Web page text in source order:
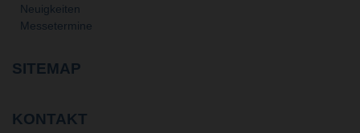
Neuigkeiten
Messetermine
SITEMAP
KONTAKT